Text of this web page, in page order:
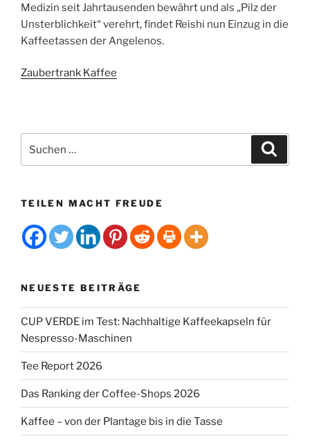
Medizin seit Jahrtausenden bewährt und als „Pilz der
Unsterblichkeit“ verehrt, findet Reishi nun Einzug in die
Kaffeetassen der Angelenos.
Zaubertrank Kaffee
nach:
TEILEN MACHT FREUDE
NEUESTE BEITRÄGE
CUP VERDE im Test: Nachhaltige Kaffeekapseln für
Nespresso-Maschinen
Tee Report 2026
Das Ranking der Coffee-Shops 2026
Kaffee – von der Plantage bis in die Tasse